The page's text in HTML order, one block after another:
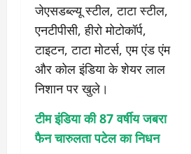
जेएसडब्ल्यू स्टील, टाटा स्टील,
एनटीपीसी, हीरो मोटोकॉर्प,
टाइटन, टाटा मोटर्स, एम एंड एंम
और कोल इंडिया के शेयर लाल
निशान पर खुले।
टीम इंडिया की 87 वर्षीय जबरा
फैन चारुलता पटेल का निधन